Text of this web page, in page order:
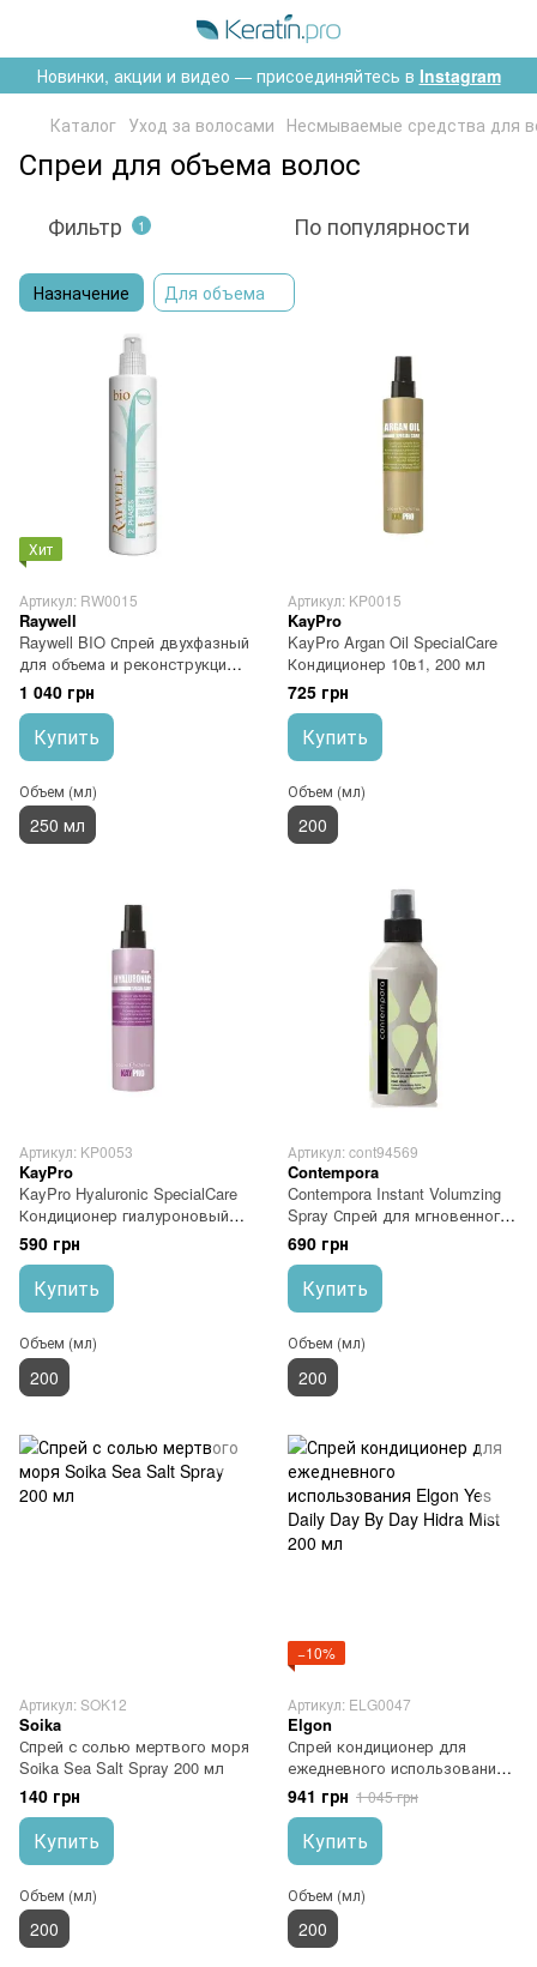
Новинки, акции и видео — присоединяйтесь в Instagram
Каталог Уход за волосами Несмываемые средства для
Спреи для объема волос
Фильтр 1 По популярности
Назначение Для объема
Хит
Артикул: RW0015
Raywell
Raywell BIO Спрей двухфазный
для объема и реконструкции
250 мл
1 040 грн
Купить
Объем (мл)
250 мл
Артикул: KP0015
KayPro
KayPro Argan Oil SpecialCare
Кондиционер 10в1, 200 мл
725 грн
Купить
Объем (мл)
200
Артикул: KP0053
KayPro
KayPro Hyaluronic SpecialCare
Кондиционер гиалуроновый
200 мл
590 грн
Купить
Объем (мл)
200
Артикул: cont94569
Contempora
Contempora Instant Volumzing
Spray Спрей для мгновенного
объема с маслом облепихи и
огуречным маслом 200 мл
690 грн
Купить
Объем (мл)
200
Артикул: SOK12
Soika
Спрей с солью мертвого моря
Soika Sea Salt Spray 200 мл
140 грн
Купить
Объем (мл)
200
−10%
Артикул: ELG0047
Elgon
Спрей кондиционер для
ежедневного использования
Elgon Yes Daily Day By Day
Hidra Mist 200 мл
941 грн 1 045 грн
Купить
Объем (мл)
200